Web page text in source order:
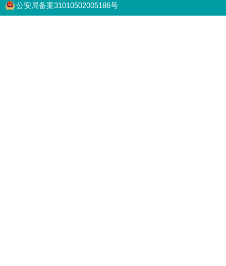
公安局备案31010502005186号